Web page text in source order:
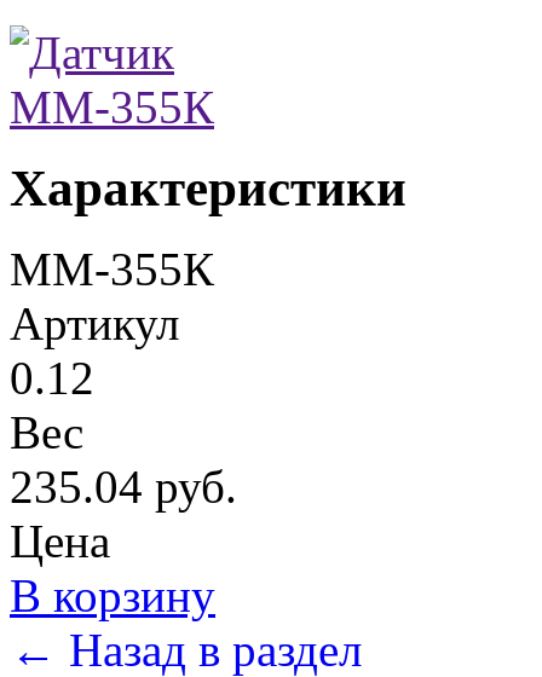
Характеристики
ММ-355К
Артикул
0.12
Вес
235.04 руб.
Цена
В корзину
← Назад в раздел